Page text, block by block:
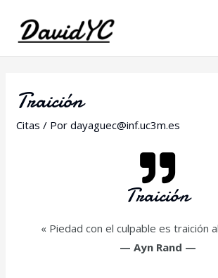
Traición
Citas / Pordayaguec@inf.uc3m.es
Traición
« Piedad con el culpable es traición
— Ayn Rand —